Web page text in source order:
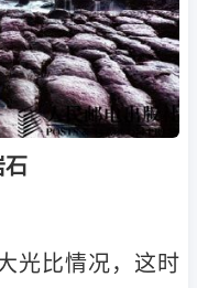
石
光比情况，这时